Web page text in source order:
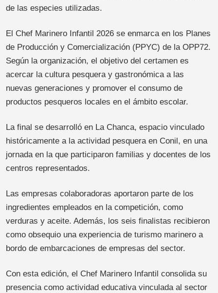
de las especies utilizadas.
El Chef Marinero Infantil 2026 se enmarca en los Planes
de Producción y Comercialización (PPYC) de la OPP72.
Según la organización, el objetivo del certamen es
acercar la cultura pesquera y gastronómica a las
nuevas generaciones y promover el consumo de
productos pesqueros locales en el ámbito escolar.
La final se desarrolló en La Chanca, espacio vinculado
históricamente a la actividad pesquera en Conil, en una
jornada en la que participaron familias y docentes de los
centros representados.
Las empresas colaboradoras aportaron parte de los
ingredientes empleados en la competición, como
verduras y aceite. Además, los seis finalistas recibieron
como obsequio una experiencia de turismo marinero a
bordo de embarcaciones de empresas del sector.
Con esta edición, el Chef Marinero Infantil consolida su
presencia como actividad educativa vinculada al sector